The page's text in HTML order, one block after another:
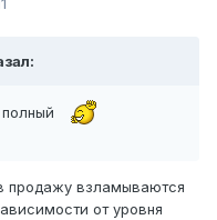
продажу взламываются
от уровня